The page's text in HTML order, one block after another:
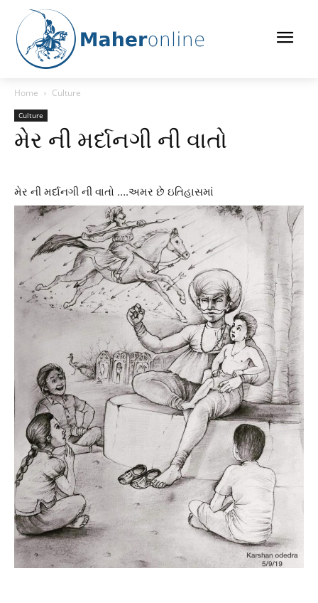
Home Culture
Culture
મેર ની મર્દાનગી ની વાતો
મેર ની મર્દાનગી ની વાતો ….અમર છે ઇતિહાસમાં